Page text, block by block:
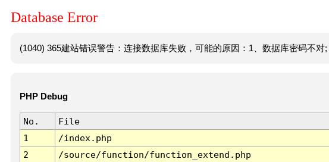
Database Error
(1040) 365建站错误警告：连接数据库失败，可能的原因：1、数据库密码不对;
PHP Debug
No. File
1
/index.php
2
/source/function/function_extend.php